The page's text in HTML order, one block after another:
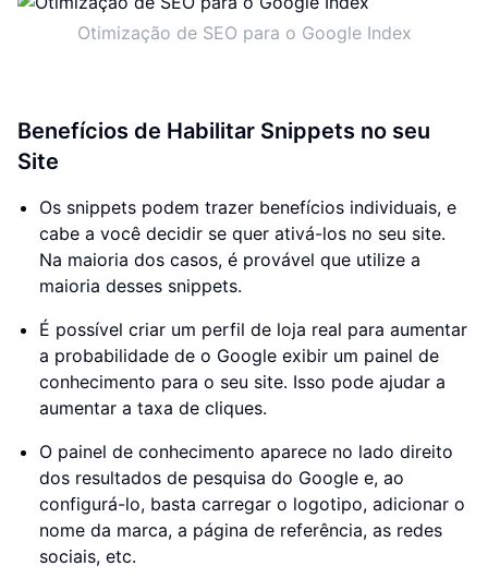
Otimização de SEO para o Google Index
Benefícios de Habilitar Snippets no seu
Site
Os snippets podem trazer benefícios individuais, e
cabe a você decidir se quer ativá-los no seu site.
Na maioria dos casos, é provável que utilize a
maioria desses snippets.
É possível criar um perfil de loja real para aumentar
a probabilidade de o Google exibir um painel de
conhecimento para o seu site. Isso pode ajudar a
aumentar a taxa de cliques.
O painel de conhecimento aparece no lado direito
dos resultados de pesquisa do Google e, ao
configurá-lo, basta carregar o logotipo, adicionar o
nome da marca, a página de referência, as redes
sociais, etc.